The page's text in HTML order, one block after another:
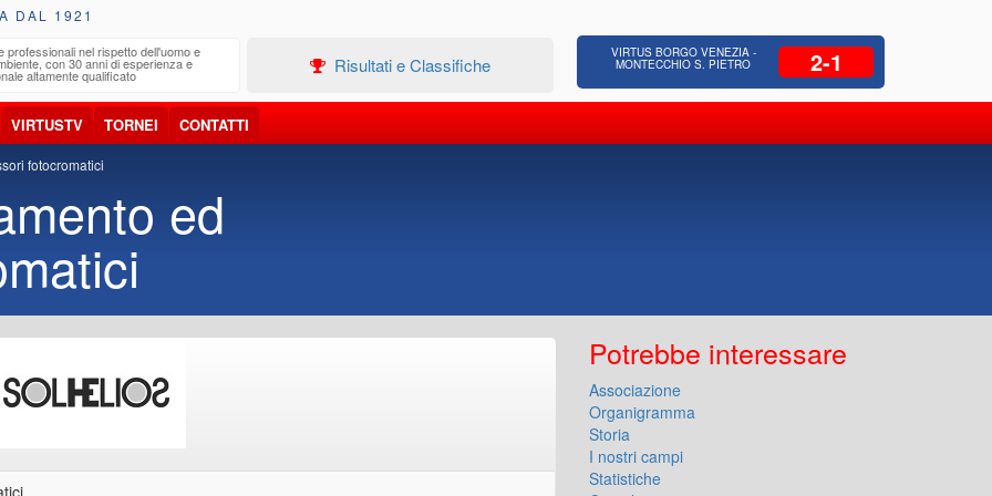
DAL 1921
professionali nel rispetto dell'uomo e
con 30 anni di esperienza e
altamente qualificato
Edilizia Residenziale, Opere pubbliche,
Progettazione Strade, Opere idrauliche, Bonifica
Risultati e Classifiche
VIRTUS BORGO VENEZIA -
MONTECCHIO S. PIETRO 2-1
VIRTUSTV TORNEI CONTATTI
fotocromatici
ed
Potrebbe interessare
Associazione
Organigramma
Storia
I nostri campi
Statistiche